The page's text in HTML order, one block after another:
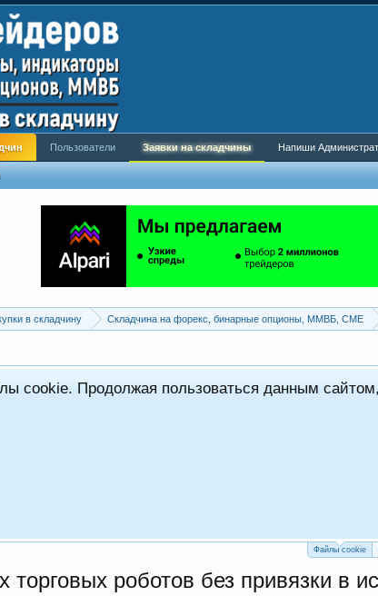
в складчину Складчина на форекс, бинарные опционы, ММВБ, CME
cookie. Продолжая пользоваться данным
Файлы cookie
торговых роботов без привязки в
Пользователи Заявки на складчины Напиши